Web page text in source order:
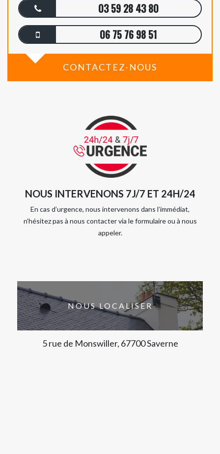
03 59 28 43 80
06 75 76 98 51
CONTACTEZ-NOUS
NOUS INTERVENONS 7J/7 ET 24H/24
En cas d’urgence, nous intervenons dans l’immédiat,
n’hésitez pas à nous contacter via le formulaire ou à nous
appeler.
NOUS LOCALISER
5 rue de Monswiller, 67700 Saverne